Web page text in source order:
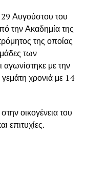
29 Αυγούστου του
την Ακαδημία της
της οποίας
των
με την
χρονιά με 14
οικογένεια του
επιτυχίες.